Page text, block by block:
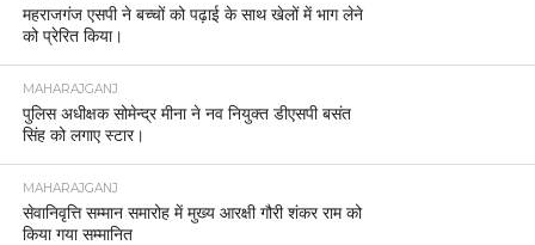
महराजगंज एसपी ने बच्चों को पढ़ाई के साथ खेलों में भाग लेने
को प्रेरित किया।
MAHARAJGANJ
पुलिस अधीक्षक सोमेन्द्र मीना ने नव नियुक्त डीएसपी बसंत
सिंह को लगाए स्टार।
MAHARAJGANJ
सेवानिवृत्ति सम्मान समारोह में मुख्य आरक्षी गौरी शंकर राम को
किया गया सम्मानित